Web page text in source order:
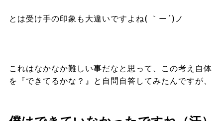
とは受け手の印象も大違いですよね( ｀ー´)ノ
これはなかなか難しい事だなと思って、この考え自体
を『できてるかな？』と自問自答してみたんですが、